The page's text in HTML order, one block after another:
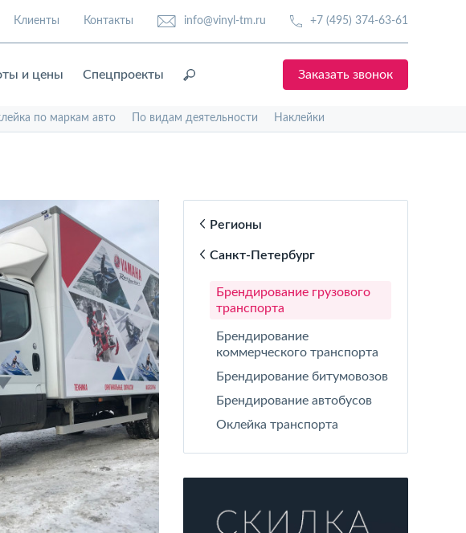
Клиенты Контакты info@vinyl-tm.ru +7 (495) 374-63-61
и цены Спецпроекты Заказать звонок
по маркам авто По видам деятельности Наклейки
Регионы
Санкт-Петербург
Брендирование грузового
транспорта
Брендирование
коммерческого транспорта
Брендирование битумовозов
Брендирование автобусов
Оклейка транспорта